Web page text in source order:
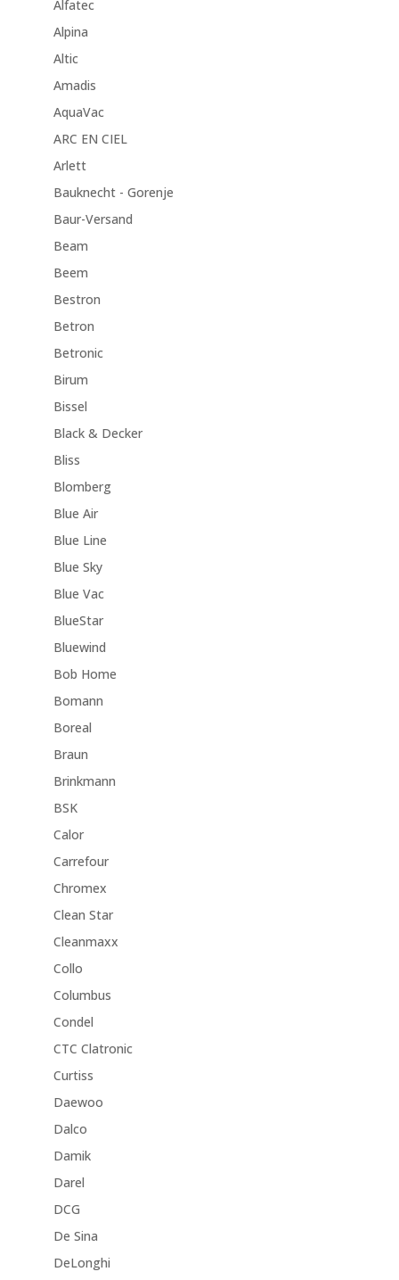
Alfatec
Alpina
Altic
Amadis
AquaVac
ARC EN CIEL
Arlett
Bauknecht - Gorenje
Baur-Versand
Beam
Beem
Bestron
Betron
Betronic
Birum
Bissel
Black & Decker
Bliss
Blomberg
Blue Air
Blue Line
Blue Sky
Blue Vac
BlueStar
Bluewind
Bob Home
Bomann
Boreal
Braun
Brinkmann
BSK
Calor
Carrefour
Chromex
Clean Star
Cleanmaxx
Collo
Columbus
Condel
CTC Clatronic
Curtiss
Daewoo
Dalco
Damik
Darel
DCG
De Sina
DeLonghi